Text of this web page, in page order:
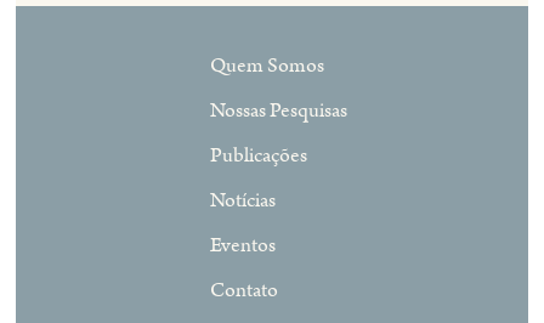
Quem Somos
Nossas Pesquisas
Publicações
Notícias
Eventos
Contato